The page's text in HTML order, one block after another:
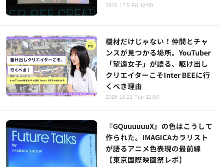
2025.12.5 Fri 12:00
機材だけじゃない！仲間とチャ
ンスが見つかる場所。YouTuber
「望遠女子」が語る、駆け出し
クリエイターこそInter BEEに行
くべき理由
2025.10.21 Tue 12:00
『GQuuuuuuX』の色はこうして
作られた。IMAGICAカラリスト
が語るアニメ色表現の最前線
【東京国際映画祭レポ】